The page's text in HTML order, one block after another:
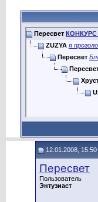
Пересвет
ZUZYA я
Пересвет
12.01.2008, 15:50
Пересвет
Пользователь
Энтузиаст